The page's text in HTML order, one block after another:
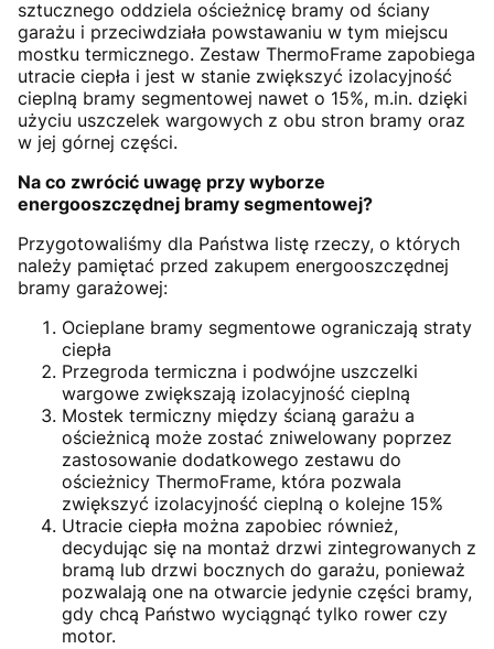
sztucznego oddziela ościeżnicę bramy od ściany
garażu i przeciwdziała powstawaniu w tym miejscu
mostku termicznego. Zestaw ThermoFrame zapobiega
utracie ciepła i jest w stanie zwiększyć izolacyjność
cieplną bramy segmentowej nawet o 15%, m.in. dzięki
użyciu uszczelek wargowych z obu stron bramy oraz
w jej górnej części.
Na co zwrócić uwagę przy wyborze
energooszczędnej bramy segmentowej?
Przygotowaliśmy dla Państwa listę rzeczy, o których
należy pamiętać przed zakupem energooszczędnej
bramy garażowej:
Ocieplane bramy segmentowe ograniczają straty
ciepła
Przegroda termiczna i podwójne uszczelki
wargowe zwiększają izolacyjność cieplną
Mostek termiczny między ścianą garażu a
ościeżnicą może zostać zniwelowany poprzez
zastosowanie dodatkowego zestawu do
ościeżnicy ThermoFrame, która pozwala
zwiększyć izolacyjność cieplną o kolejne 15%
Utracie ciepła można zapobiec również,
decydując się na montaż drzwi zintegrowanych z
bramą lub drzwi bocznych do garażu, ponieważ
pozwalają one na otwarcie jedynie części bramy,
gdy chcą Państwo wyciągnąć tylko rower czy
motor.